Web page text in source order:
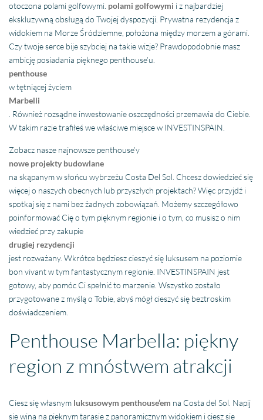
otoczona polami golfowymi. polami golfowymi i z najbardziej
ekskluzywną obsługą do Twojej dyspozycji. Prywatna rezydencja z
widokiem na Morze Śródziemne, położona między morzem a górami.
Czy twoje serce bije szybciej na takie wizje? Prawdopodobnie masz
ambicję posiadania pięknego penthouse’u.
penthouse
w tętniącej życiem
Marbelli
. Również rozsądne inwestowanie oszczędności przemawia do Ciebie.
W takim razie trafiłeś we właściwe miejsce w INVESTINSPAIN.
Zobacz nasze najnowsze penthouse’y
nowe projekty budowlane
na skąpanym w słońcu wybrzeżu Costa Del Sol. Chcesz dowiedzieć się
więcej o naszych obecnych lub przyszłych projektach? Więc przyjdź i
spotkaj się z nami bez żadnych zobowiązań. Możemy szczegółowo
poinformować Cię o tym pięknym regionie i o tym, co musisz o nim
wiedzieć przy zakupie
drugiej rezydencji
jest rozważany. Wkrótce będziesz cieszyć się luksusem na poziomie
bon vivant w tym fantastycznym regionie. INVESTINSPAIN jest
gotowy, aby pomóc Ci spełnić to marzenie. Wszystko zostało
przygotowane z myślą o Tobie, abyś mógł cieszyć się beztroskim
doświadczeniem.
Penthouse Marbella: piękny
region z mnóstwem atrakcji
Ciesz się własnym luksusowym penthouse’em na Costa del Sol. Napij
się wina na pięknym tarasie z panoramicznym widokiem i ciesz się